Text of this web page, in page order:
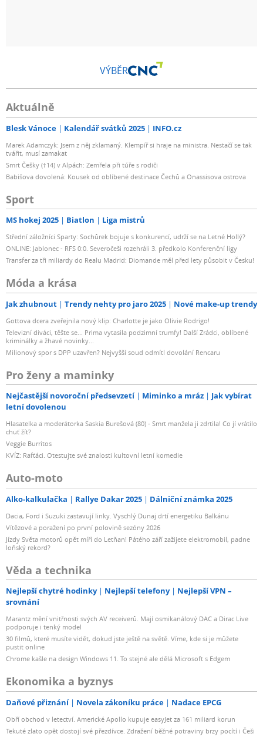
VÝBĚR
Aktuálně
Blesk Vánoce Kalendář svátků 2025 INFO.cz
Marek Adamczyk: Jsem z něj zklamaný. Klempíř si hraje na ministra. Nestačí se tak
tvářit, musí zamakat
Smrt Češky (†14) v Alpách: Zemřela při túře s rodiči
Babišova dovolená: Kousek od oblíbené destinace Čechů a Onassisova ostrova
Sport
MS hokej 2025 Biatlon Liga mistrů
Střední záložníci Sparty: Sochůrek bojuje s konkurencí, udrží se na Letné Hollý?
ONLINE: Jablonec - RFS 0:0. Severočeši rozehráli 3. předkolo Konferenční ligy
Transfer za tři miliardy do Realu Madrid: Diomande měl před lety působit v Česku!
Móda a krása
Jak zhubnout Trendy nehty pro jaro 2025 Nové make-up trendy
Gottova dcera zveřejnila nový klip: Charlotte je jako Olivie Rodrigo!
Televizní diváci, těšte se... Prima vytasila podzimní trumfy! Další Zrádci, oblíbené
kriminálky a žhavé novinky...
Milionový spor s DPP uzavřen? Nejvyšší soud odmítl dovolání Rencaru
Pro ženy a maminky
Nejčastější novoroční předsevzetí Miminko a mráz
Jak vybírat
letní dovolenou
Hlasatelka a moderátorka Saskia Burešová (80) - Smrt manžela ji zdrtila! Co jí vrátilo
chuť žít?
Veggie Burritos
KVÍZ: Rafťáci. Otestujte své znalosti kultovní letní komedie
Auto-moto
Alko-kalkulačka Rallye Dakar 2025 Dálniční známka 2025
Dacia, Ford i Suzuki zastavují linky. Vyschlý Dunaj drtí energetiku Balkánu
Vítězové a poražení po první polovině sezóny 2026
Jízdy Světa motorů opět míří do Letňan! Pátého září zažijete elektromobil, padne
loňský rekord?
Věda a technika
Nejlepší chytré hodinky Nejlepší telefony
Nejlepší VPN –
srovnání
Marantz mění vnitřnosti svých AV receiverů. Mají osmikanálový DAC a Dirac Live
podporuje i tenký model
30 filmů, které musíte vidět, dokud jste ještě na světě. Víme, kde si je můžete
pustit online
Chrome kašle na design Windows 11. To stejné ale dělá Microsoft s Edgem
Ekonomika a byznys
Daňové přiznání Novela zákoníku práce Nadace EPCG
Obří obchod v letectví. Americké Apollo kupuje easyJet za 161 miliard korun
Tekuté zlato opět dostojí své přezdívce. Zdražení běžné potraviny brzy pocítí i Češi